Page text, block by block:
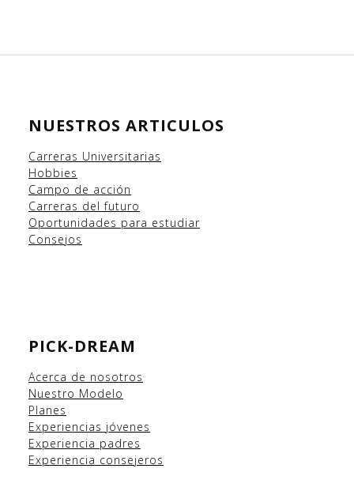
NUESTROS ARTICULOS
Carreras Universitarias
Hobbies
Campo de acción
Carreras del futuro
Oportunidades para estudiar
Consejos
PICK-DREAM
Acerca de nosotros
Nuestro Modelo
Planes
Experiencias jóvenes
Experiencia padres
Experiencia consejeros